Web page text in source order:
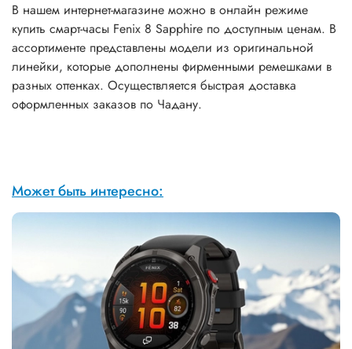
В нашем интернет-магазине можно в онлайн режиме
купить смарт-часы Fenix 8 Sapphire по доступным ценам. В
ассортименте представлены модели из оригинальной
линейки, которые дополнены фирменными ремешками в
разных оттенках. Осуществляется быстрая доставка
оформленных заказов по Чадану.
Может быть интересно: